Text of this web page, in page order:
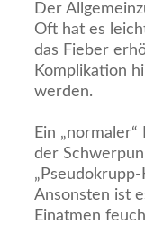
Der
Oft hat es
das Fieber
Komplikation
werden.
Ein
der
Ansonsten ist
Einatmen